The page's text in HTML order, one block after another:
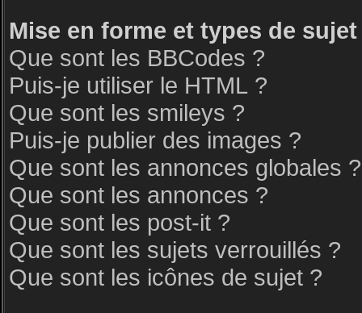
Mise en forme et types de sujet
Que sont les BBCodes ?
Puis-je utiliser le HTML ?
Que sont les smileys ?
Puis-je publier des images ?
Que sont les annonces globales ?
Que sont les annonces ?
Que sont les post-it ?
Que sont les sujets verrouillés ?
Que sont les icônes de sujet ?